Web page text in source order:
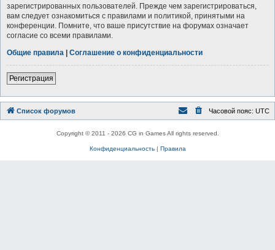
зарегистрированных пользователей. Прежде чем зарегистрироваться,
вам следует ознакомиться с правилами и политикой, принятыми на
конференции. Помните, что ваше присутствие на форумах означает
согласие со всеми правилами.
Общие правила | Соглашение о конфиденциальности
Регистрация
Список форумов Часовой пояс: UTC
Copyright © 2011 - 2026 CG in Games All rights reserved.
Конфиденциальность| Правила